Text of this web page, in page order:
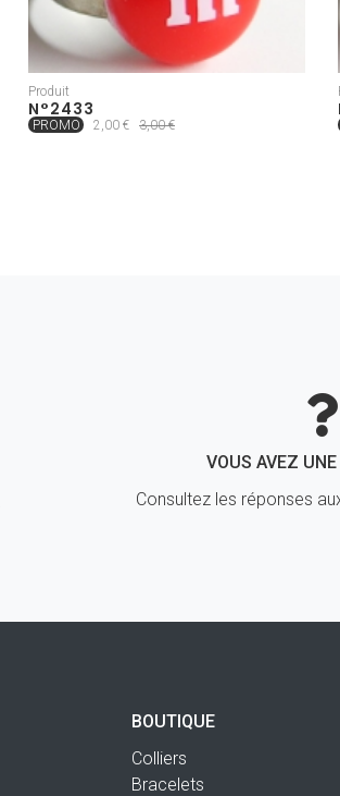
Produit
N°2433
PROMO 2,00 € 3,00 €
VOUS AVEZ
Consultez les réponses
BOUTIQUE
Colliers
Bracelets